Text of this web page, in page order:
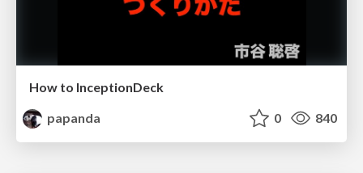
How to InceptionDeck
papanda
0 840